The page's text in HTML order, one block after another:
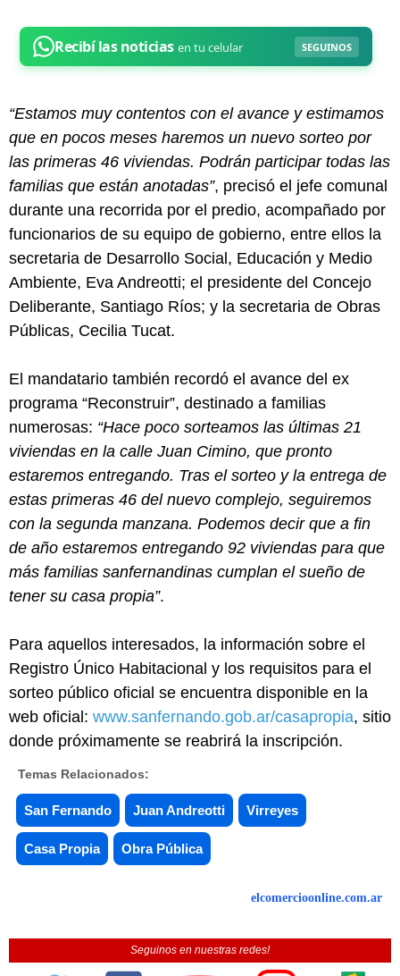
“Estamos muy contentos con el avance y estimamos
que en pocos meses haremos un nuevo sorteo por
las primeras 46 viviendas. Podrán participar todas las
familias que están anotadas”, precisó el jefe comunal
durante una recorrida por el predio, acompañado por
funcionarios de su equipo de gobierno, entre ellos la
secretaria de Desarrollo Social, Educación y Medio
Ambiente, Eva Andreotti; el presidente del Concejo
Deliberante, Santiago Ríos; y la secretaria de Obras
Públicas, Cecilia Tucat.
El mandatario también recordó el avance del ex
programa “Reconstruir”, destinado a familias
numerosas: “Hace poco sorteamos las últimas 21
viviendas en la calle Juan Cimino, que pronto
estaremos entregando. Tras el sorteo y la entrega de
estas primeras 46 del nuevo complejo, seguiremos
con la segunda manzana. Podemos decir que a fin
de año estaremos entregando 92 viviendas para que
más familias sanfernandinas cumplan el sueño de
tener su casa propia”.
Para aquellos interesados, la información sobre el
Registro Único Habitacional y los requisitos para el
sorteo público oficial se encuentra disponible en la
web oficial: www.sanfernando.gob.ar/casapropia, sitio
donde próximamente se reabrirá la inscripción.
Temas Relacionados:
San Fernando Juan Andreotti Virreyes
Casa Propia Obra Pública
elcomercioonline.com.ar
Seguinos en nuestras redes!